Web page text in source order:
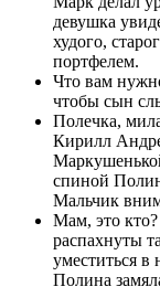
девушка
худого,
портфелем.
Что вам
чтобы сын
Полечка,
Кирилл
спиной
Мальчик
Мам, это
распахнуты
уместиться в
Полина